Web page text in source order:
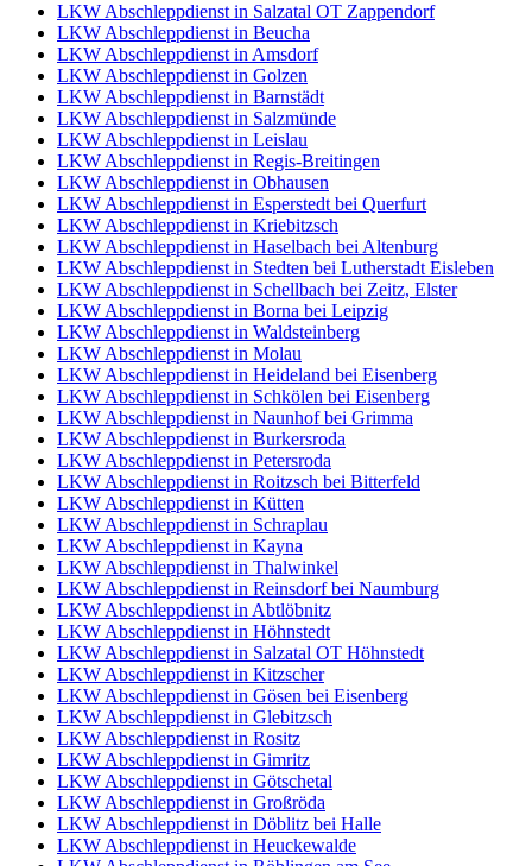
LKW Abschleppdienst in Salzatal OT Zappendorf
LKW Abschleppdienst in Beucha
LKW Abschleppdienst in Amsdorf
LKW Abschleppdienst in Golzen
LKW Abschleppdienst in Barnstädt
LKW Abschleppdienst in Salzmünde
LKW Abschleppdienst in Leislau
LKW Abschleppdienst in Regis-Breitingen
LKW Abschleppdienst in Obhausen
LKW Abschleppdienst in Esperstedt bei Querfurt
LKW Abschleppdienst in Kriebitzsch
LKW Abschleppdienst in Haselbach bei Altenburg
LKW Abschleppdienst in Stedten bei Lutherstadt Eisleben
LKW Abschleppdienst in Schellbach bei Zeitz, Elster
LKW Abschleppdienst in Borna bei Leipzig
LKW Abschleppdienst in Waldsteinberg
LKW Abschleppdienst in Molau
LKW Abschleppdienst in Heideland bei Eisenberg
LKW Abschleppdienst in Schkölen bei Eisenberg
LKW Abschleppdienst in Naunhof bei Grimma
LKW Abschleppdienst in Burkersroda
LKW Abschleppdienst in Petersroda
LKW Abschleppdienst in Roitzsch bei Bitterfeld
LKW Abschleppdienst in Kütten
LKW Abschleppdienst in Schraplau
LKW Abschleppdienst in Kayna
LKW Abschleppdienst in Thalwinkel
LKW Abschleppdienst in Reinsdorf bei Naumburg
LKW Abschleppdienst in Abtlöbnitz
LKW Abschleppdienst in Höhnstedt
LKW Abschleppdienst in Salzatal OT Höhnstedt
LKW Abschleppdienst in Kitzscher
LKW Abschleppdienst in Gösen bei Eisenberg
LKW Abschleppdienst in Glebitzsch
LKW Abschleppdienst in Rositz
LKW Abschleppdienst in Gimritz
LKW Abschleppdienst in Götschetal
LKW Abschleppdienst in Großröda
LKW Abschleppdienst in Döblitz bei Halle
LKW Abschleppdienst in Heuckewalde